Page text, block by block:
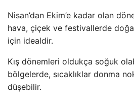
Nisan’dan Ekim’e kadar olan
hava, çiçek ve festivallerde
için idealdir.
Kış dönemleri oldukça soğuk
bölgelerde, sıcaklıklar donma
düşebilir.